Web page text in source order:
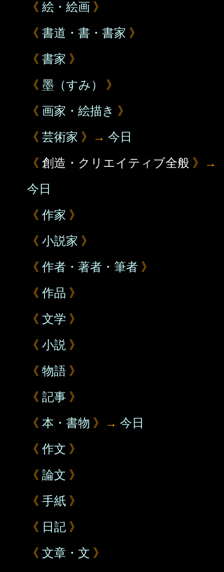
《 絵・絵画 》
《 書道・書・書家 》
《 書家 》
《 墨（すみ）
》
《 画家・絵描き 》
《 芸術家 》→ 今日
《 創造・クリエイティブ全般 》→
今日
《 作家 》
《 小説家 》
《 作者・著者・筆者 》
《 作品 》
《 文学 》
《 小説 》
《 物語 》
《 記事 》
《 本・書物 》→ 今日
《 作文 》
《 論文 》
《 手紙 》
《 日記 》
《 文章・文 》